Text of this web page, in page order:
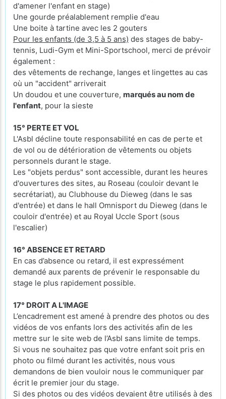
d'amener l'enfant en stage)
Une gourde préalablement remplie d'eau
Une boite à tartine avec les 2 gouters
Pour les enfants (de 3,5 à 5 ans) des stages de baby-
tennis, Ludi-Gym et Mini-Sportschool, merci de prévoir
également :
des vêtements de rechange, langes et lingettes au cas
où un "accident" arriverait
Un doudou et une couverture, marqués au nom de
l'enfant, pour la sieste
15° PERTE ET VOL
L'Asbl décline toute responsabilité en cas de perte et
de vol ou de détérioration de vêtements ou objets
personnels durant le stage.
Les "objets perdus" sont accessible, durant les heures
d'ouvertures des sites, au Roseau (couloir devant le
secrétariat), au Clubhouse du Dieweg (dans le sas
d'entrée) et dans le hall Omnisport du Dieweg (dans le
couloir d'entrée) et au Royal Uccle Sport (sous
l'escalier)
16° ABSENCE ET RETARD
En cas d’absence ou retard, il est expressément
demandé aux parents de prévenir le responsable du
stage le plus rapidement possible.
17° DROIT A L'IMAGE
L’encadrement est amené à prendre des photos ou des
vidéos de vos enfants lors des activités afin de les
mettre sur le site web de l’Asbl sans limite de temps.
Si vous ne souhaitez pas que votre enfant soit pris en
photo ou filmé durant les activités, nous vous
demandons de bien vouloir nous le communiquer par
écrit le premier jour du stage.
Si des photos ou des vidéos devaient être utilisés à des